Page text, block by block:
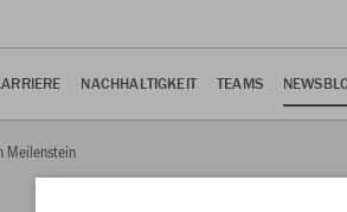
NACHHALTIGKEIT TEAMS
Meilenstein